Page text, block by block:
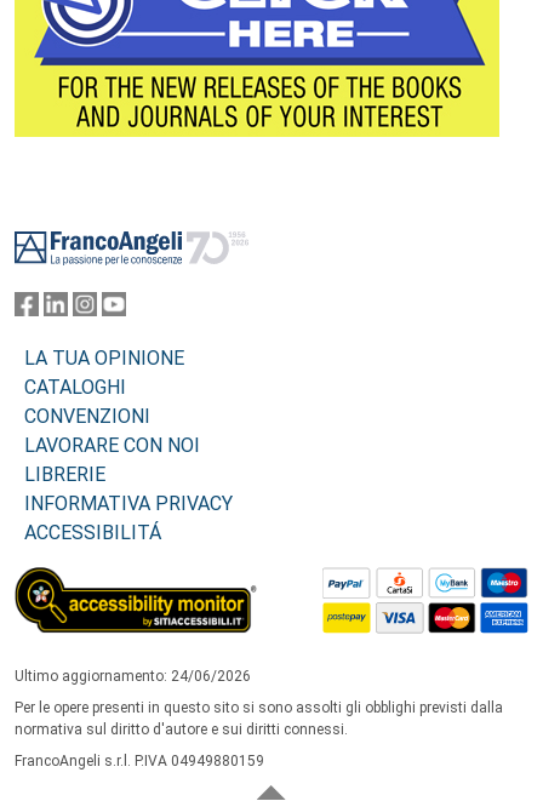
LA TUA OPINIONE
CATALOGHI
CONVENZIONI
LAVORARE CON NOI
LIBRERIE
INFORMATIVA PRIVACY
ACCESSIBILITÁ
Ultimo aggiornamento: 24/06/2026
Per le opere presenti in questo sito si sono assolti gli obblighi previsti dalla
normativa sul diritto d'autore e sui diritti connessi.
FrancoAngeli s.r.l. P.IVA 04949880159